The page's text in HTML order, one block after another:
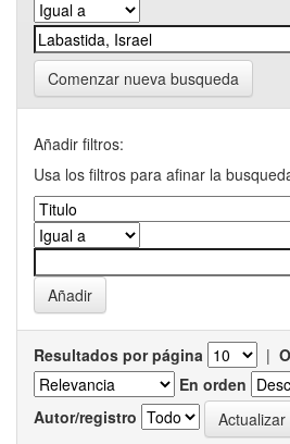
Comenzar nueva busqueda
Añadir filtros:
Usa los filtros para afinar la
Resultados por página |
En orden
Autor/registro